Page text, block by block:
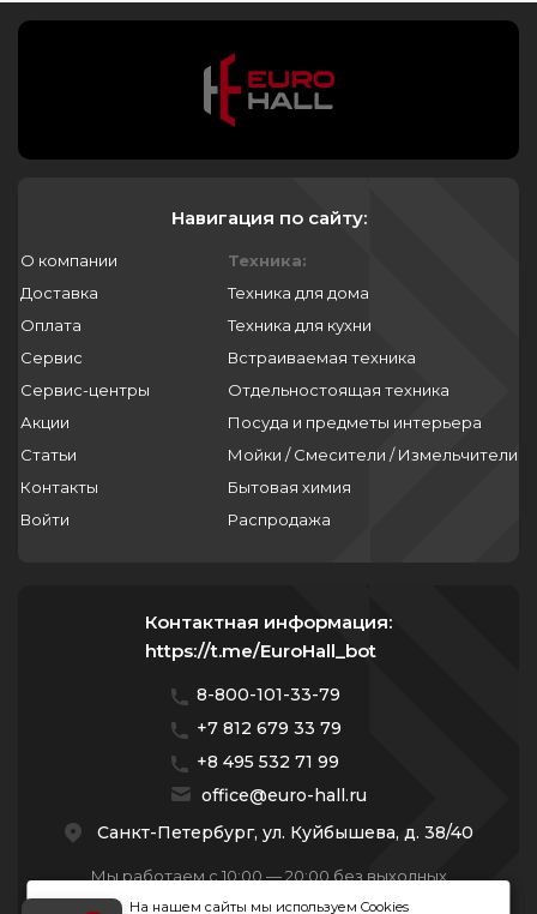
Навигация по сайту:
О компании
Доставка
Оплата
Сервис
Сервис-центры
Акции
Статьи
Контакты
Войти
Техника:
Техника для дома
Техника для кухни
Встраиваемая техника
Отдельностоящая техника
Посуда и предметы интерьера
Мойки / Смесители / Измельчители
Бытовая химия
Распродажа
Контактная информация:
https://t.me/EuroHall_bot
8-800-101-33-79
+7 812 679 33 79
+8 495 532 71 99
office@euro-hall.ru
Санкт-Петербург, ул. Куйбышева, д. 38/40
Мы работаем с 10:00 — 20:00 без выходных
На нашем сайты мы используем Cookies